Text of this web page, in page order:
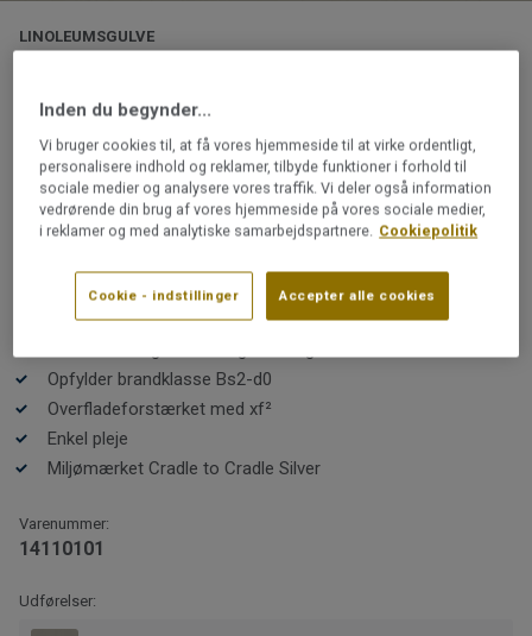
LINOLEUMSGULVE
METAL 101
Denne linoleums-kollektion er skabt specielt til vægge.
Brug LinoWall som en flot og slidstærk effekt på
områder med høj aktivitet som køkken, børneværelse,
entré og bryggers eller som en flot harmonisk detalje
sammen med et gulv med Etrusco, der findes i 10
farver, som passer med LinoWall.
Læs mere
Farvematchet med Etrusco
Opfylder brandklasse Bs2-d0
Overfladeforstærket med xf²
Enkel pleje
Miljømærket Cradle to Cradle Silver
Varenummer:
14110101
Udførelser:
Inden du begynder...
Vi bruger cookies til, at få vores hjemmeside til at virke ordentligt,
personalisere indhold og reklamer, tilbyde funktioner i forhold til
sociale medier og analysere vores traffik. Vi deler også information
vedrørende din brug af vores hjemmeside på vores sociale medier,
i reklamer og med analytiske samarbejdspartnere. Cookiepolitik
Cookie - indstillinger Accepter alle cookies